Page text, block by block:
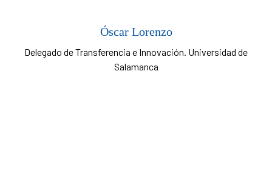
Óscar Lorenzo
Delegado de Transferencia e Innovación. Universidad de
Salamanca